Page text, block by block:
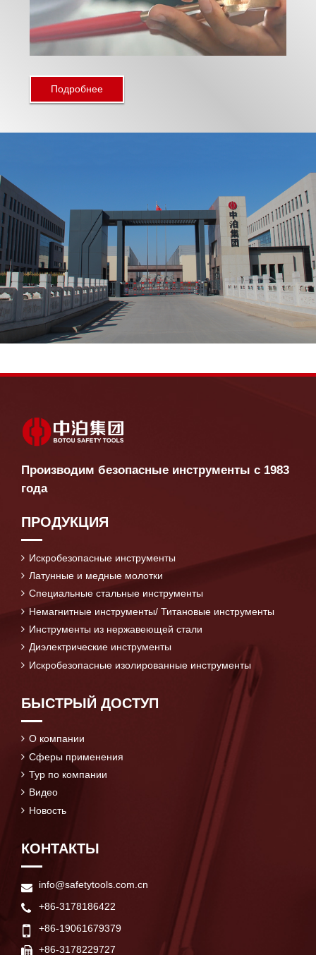
Подробнее
Производим безопасные инструменты с 1983
года
ПРОДУКЦИЯ
Искробезопасные инструменты
Латунные и медные молотки
Специальные стальные инструменты
Немагнитные инструменты/ Титановые инструменты
Инструменты из нержавеющей стали
Диэлектрические инструменты
Искробезопасные изолированные инструменты
БЫСТРЫЙ ДОСТУП
О компании
Сферы применения
Тур по компании
Видео
Новость
КОНТАКТЫ
info@safetytools.com.cn
+86-3178186422
+86-19061679379
+86-3178229727